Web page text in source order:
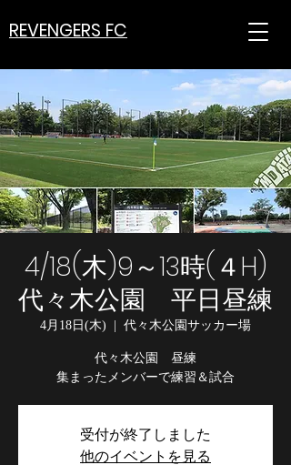
REVENGERS FC
4/18(木)9～13時(４H)
代々木公園 平日昼練
4月18日(木) 代々木公園サッカー場
代々木公園 昼練
集まったメンバーで練習＆試合
受付が終了しました
他のイベントを見る